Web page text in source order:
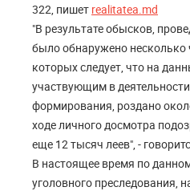
322, пишет realitatea.md
"В результате обысков,
было обнаружено несколько
которых следует, что на
участвующим в
формирования, роздано
ходе личного досмотра
еще 12 тысяч леев", -
В настоящее время по
уголовного преследования,